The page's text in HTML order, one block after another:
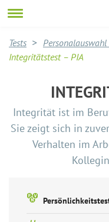
Tests
Integritätstest – PIA
Integrität ist im
Sie zeigt sich in
Verhalten im